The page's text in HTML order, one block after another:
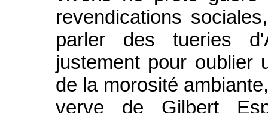
revendications
parler des tueries
justement pour oublier
de la morosité
verve de Gilbert